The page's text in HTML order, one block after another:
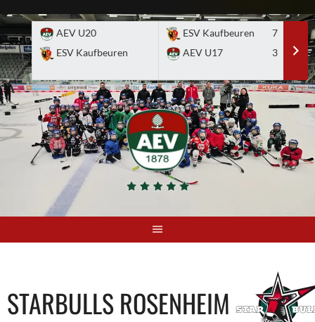
to
content
AEV U20
ESV Kaufbeuren
ESV Kaufbeuren
7
AEV U17
3
STARBULLS ROSENHEIM